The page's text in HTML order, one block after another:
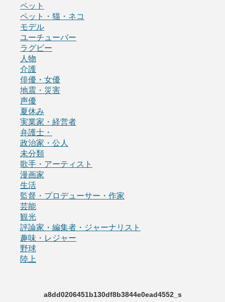
ペット
ペット・猫・ネコ
モデル
ユーチューバー
ラグビー
人物
介護
俳優・女優
地震・災害
声優
夏休み
実業家・経営者
弁護士・
政治家・公人
未分類
歌手・アーティスト
漫画家
生活
監督・プロデューサー・作家
芸能
観光
評論家・編集者・ジャーナリスト
趣味・レジャー
野球
陸上
a8dd0206451b130df8b3844e0ead4552_s